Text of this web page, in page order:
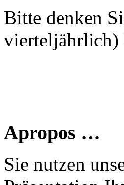
Bitte denken
vierteljährlich)
Apropos …
Sie nutzen